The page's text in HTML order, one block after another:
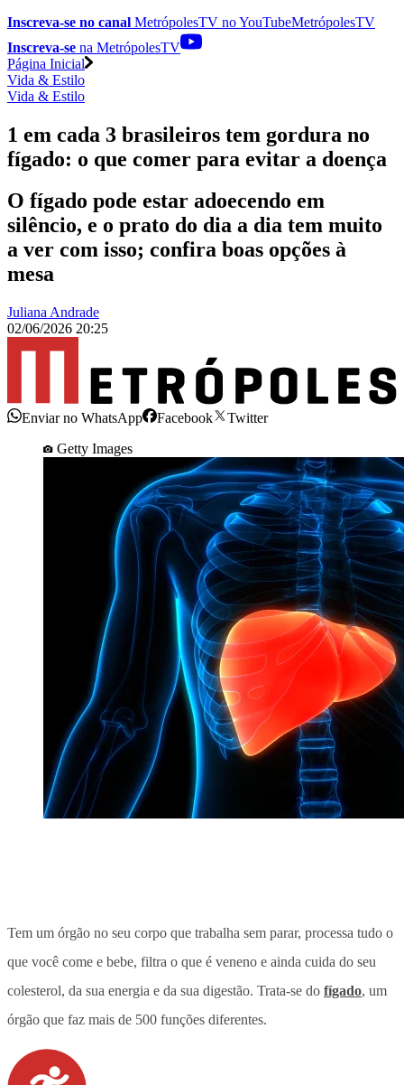
Inscreva-se no canal MetrópolesTV noYouTubeMetrópolesTV
Inscreva-se na MetrópolesTV
Página Inicial
Vida & Estilo
Vida & Estilo
1 em cada 3 brasileiros tem gordura no
fígado: o que comer para evitar a doença
O fígado pode estar adoecendo em
silêncio, e o prato do dia a dia tem muito
a ver com isso; confira boas opções à
mesa
Juliana Andrade
02/06/2026 20:25
Enviar no WhatsApp Facebook
Twitter
Getty Images
Tem um órgão no seu corpo que trabalha sem parar, processa tudo o
que você come e bebe, filtra o que é veneno e ainda cuida do seu
colesterol, da sua energia e da sua digestão. Trata-se do fígado, um
órgão que faz mais de 500 funções diferentes.